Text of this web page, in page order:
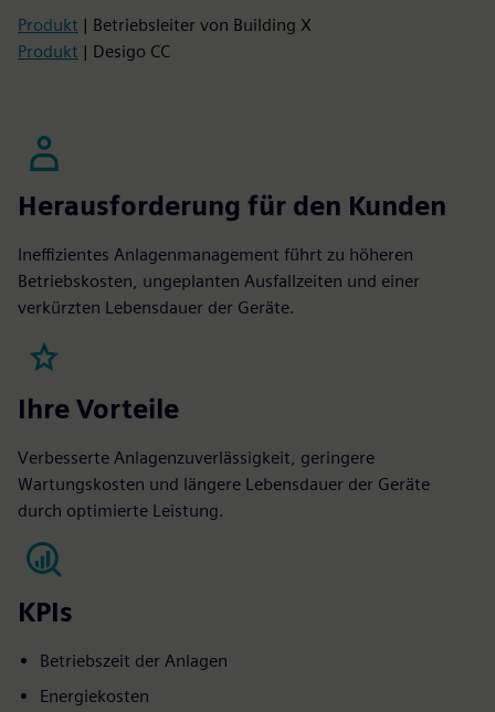
Produkt | Betriebsleiter von Building X
Produkt | Desigo CC
Herausforderung für den Kunden
Ineffizientes Anlagenmanagement führt zu höheren
Betriebskosten, ungeplanten Ausfallzeiten und einer
verkürzten Lebensdauer der Geräte.
Ihre Vorteile
Verbesserte Anlagenzuverlässigkeit, geringere
Wartungskosten und längere Lebensdauer der Geräte
durch optimierte Leistung.
KPIs
Betriebszeit der Anlagen
Energiekosten